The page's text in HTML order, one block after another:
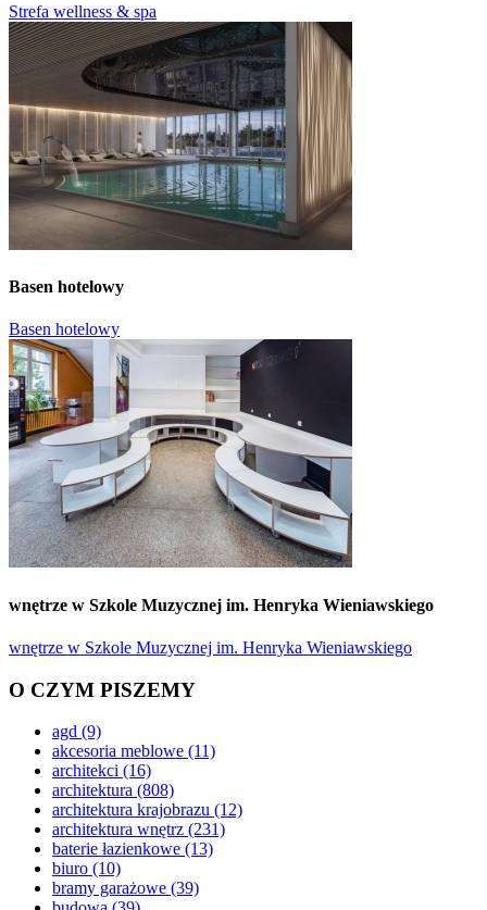
Strefa wellness & spa
Basen hotelowy
Basen hotelowy
wnętrze w Szkole Muzycznej im. Henryka Wieniawskiego
wnętrze w Szkole Muzycznej im. Henryka Wieniawskiego
O CZYM PISZEMY
agd (9)
akcesoria meblowe (11)
architekci (16)
architektura (808)
architektura krajobrazu (12)
architektura wnętrz (231)
baterie łazienkowe (13)
biuro (10)
bramy garażowe (39)